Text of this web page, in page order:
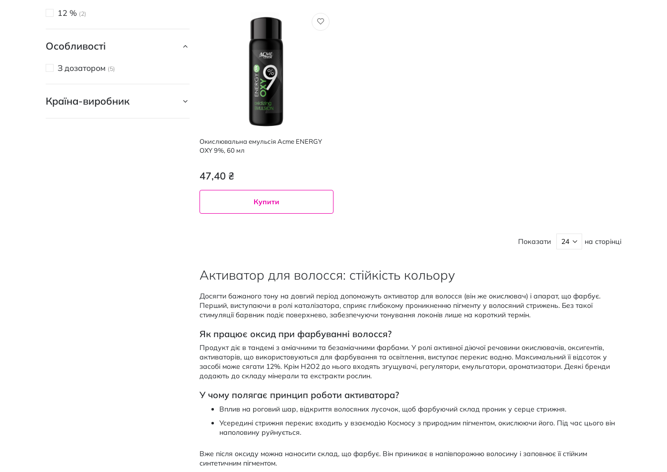
Окислювальна емульсія Acme ENERGY
OXY 9%, 60 мл
47,40 ₴
Купити
Показати на сторінці
Активатор для волосся: стійкість кольору
Досягти бажаного тону на довгий період допоможуть активатор для волосся (він же окислювач) і апарат, що фарбує.
Перший, виступаючи в ролі каталізатора, сприяє глибокому проникненню пігменту у волосяний стрижень. Без такої
стимуляції барвник подіє поверхнево, забезпечуючи тонування локонів лише на короткий термін.
Як працює оксид при фарбуванні волосся?
Продукт діє в тандемі з аміачними та безаміачними фарбами. У ролі активної діючої речовини окислювачів, оксигентів,
активаторів, що використовуються для фарбування та освітлення, виступає перекис водню. Максимальний її відсоток у
засобі може сягати 12%. Крім H2O2 до нього входять згущувачі, регулятори, емульгатори, ароматизатори. Деякі бренди
додають до складу мінерали та екстракти рослин.
У чому полягає принцип роботи активатора?
Вплив на роговий шар, відкриття волосяних лусочок, щоб фарбуючий склад проник у серце стрижня.
Усередині стрижня перекис входить у взаємодію Космосу з природним пігментом, окислюючи його. Під час цього він
наполовину руйнується.
Вже після оксиду можна наносити склад, що фарбує. Він приникає в напівпорожню волосину і заповнює її стійким
синтетичним пігментом.
12 % 2
Особливості
З дозатором 5
Країна-виробник